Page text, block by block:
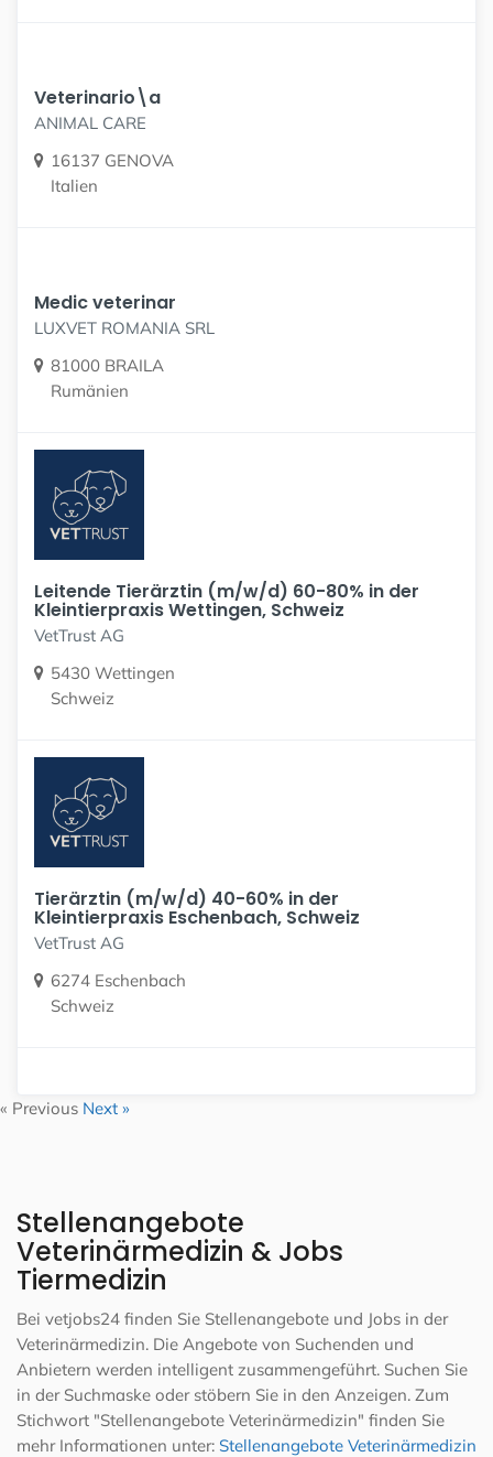
Veterinario\a
ANIMAL CARE
16137 GENOVA
Italien
Medic veterinar
LUXVET ROMANIA SRL
81000 BRAILA
Rumänien
Leitende Tierärztin (m/w/d) 60-80% in der
Kleintierpraxis Wettingen, Schweiz
VetTrust AG
5430 Wettingen
Schweiz
Tierärztin (m/w/d) 40-60% in der
Kleintierpraxis Eschenbach, Schweiz
VetTrust AG
6274 Eschenbach
Schweiz
« Previous Next »
Stellenangebote
Veterinärmedizin & Jobs
Tiermedizin
Bei vetjobs24 finden Sie Stellenangebote und Jobs in der
Veterinärmedizin. Die Angebote von Suchenden und
Anbietern werden intelligent zusammengeführt. Suchen Sie
in der Suchmaske oder stöbern Sie in den Anzeigen. Zum
Stichwort "Stellenangebote Veterinärmedizin" finden Sie
mehr Informationen unter: Stellenangebote Veterinärmedizin